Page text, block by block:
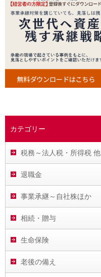
カテゴリー
税務～法人税・所得税 他
退職金
事業承継～自社株ほか
相続・贈与
生命保険
老後の備え